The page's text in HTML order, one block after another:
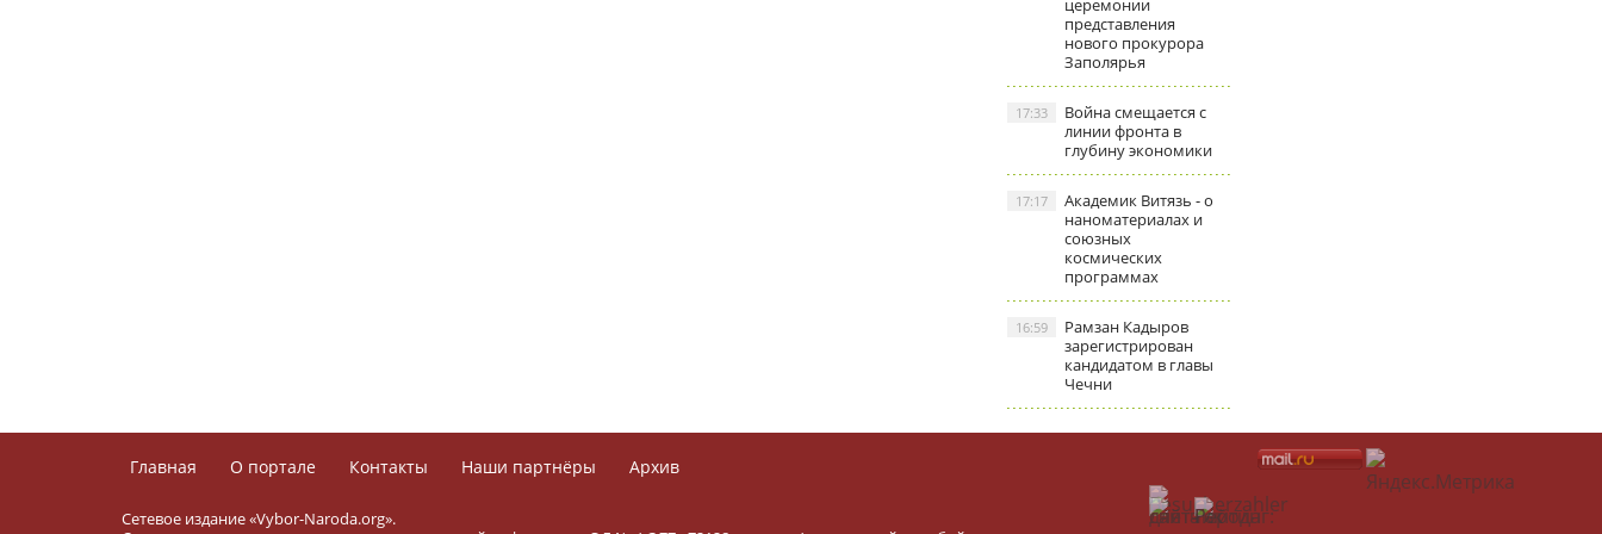
церемонии
представления
нового прокурора
Заполярья
Война смещается с
линии фронта в
глубину экономики
17:33
Академик Витязь - о
наноматериалах и
союзных
космических
программах
17:17
Рамзан Кадыров
зарегистрирован
кандидатом в главы
Чечни
16:59
Главная О портале Контакты Наши партнёры Архив
Сетевое издание «Vybor-Naroda.org».